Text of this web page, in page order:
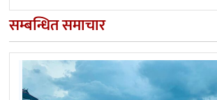
सम्बन्धित समाचार